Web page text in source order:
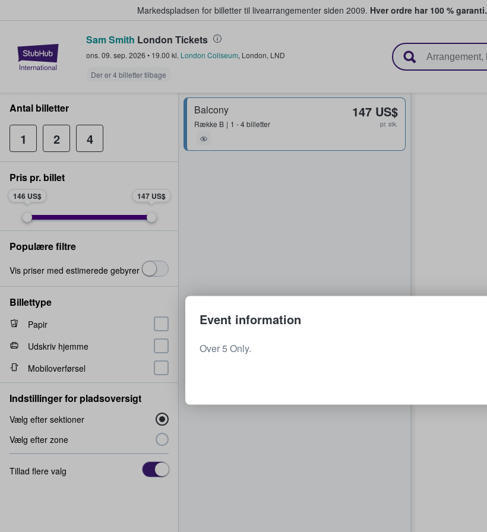
Markedspladsen for billetter til livearrangementer siden 2009. Hver ordre har 100 % garanti.
StubHub - Hvor fans køber og sælger billetter
Sam Smith London Tickets
ons. 09. sep. 2026 • 19.00 kl. London Coliseum, London, LND
Der er 4 billetter tilbage
Balcony
Række B 1 - 4 billetter
147 US$
pr. stk.
Antal billetter
1 2 4
Pris pr. billet
146 US$ 147 US$
Populære filtre
Vis priser med estimerede gebyrer
Billettype
Papir
Udskriv hjemme
Mobiloverførsel
Indstillinger for pladsoversigt
Vælg efter sektioner
Vælg efter zone
Tillad flere valg
Event information
Over 5 Only.